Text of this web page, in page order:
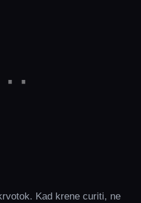
Kad krene curiti, ne